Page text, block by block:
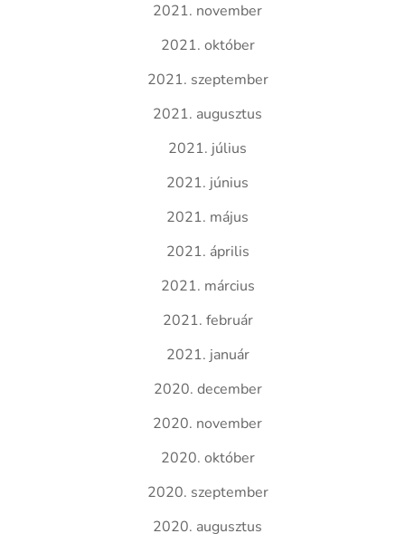
2021. november
2021. október
2021. szeptember
2021. augusztus
2021. július
2021. június
2021. május
2021. április
2021. március
2021. február
2021. január
2020. december
2020. november
2020. október
2020. szeptember
2020. augusztus